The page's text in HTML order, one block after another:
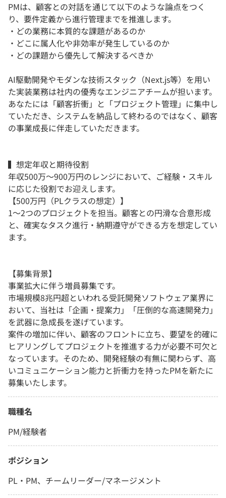
PMは、顧客との対話を通じて以下のような論点をつく
り、要件定義から進行管理までを推進します。
・どの業務に本質的な課題があるのか
・どこに属人化や非効率が発生しているのか
・どの課題から優先して解決するべきか
AI駆動開発やモダンな技術スタック（Next.js等）を用い
た実装業務は社内の優秀なエンジニアチームが担います。
あなたには「顧客折衝」と「プロジェクト管理」に集中し
ていただき、システムを納品して終わるのではなく、顧客
の事業成長に伴走していただきます。
▍想定年収と期待役割
年収500万〜900万円のレンジにおいて、ご経験・スキル
に応じた役割でお迎えします。
【500万円（PLクラスの想定）】
1〜2つのプロジェクトを担当。顧客との円滑な合意形成
と、確実なタスク進行・納期遵守ができる方を想定してい
ます。
【募集背景】
事業拡大に伴う増員募集です。
市場規模8兆円超といわれる受託開発ソフトウェア業界に
おいて、当社は「企画・提案力」「圧倒的な高速開発力」
を武器に急成長を遂げています。
案件の増加に伴い、顧客のフロントに立ち、要望を的確に
ヒアリングしてプロジェクトを推進する力が必要不可欠と
なっています。そのため、開発経験の有無に関わらず、高
いコミュニケーション能力と折衝力を持ったPMを新たに
募集いたします。
職種名
PM/経験者
ポジション
PL・PM、チームリーダー/マネージメント